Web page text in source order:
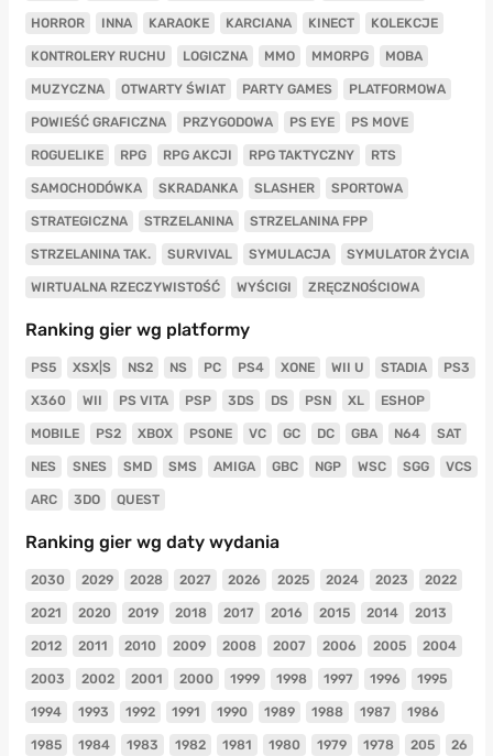
HORROR INNA KARAOKE KARCIANA KINECT KOLEKCJE
KONTROLERY RUCHU LOGICZNA MMO MMORPG MOBA
MUZYCZNA OTWARTY ŚWIAT PARTY GAMES PLATFORMOWA
POWIEŚĆ GRAFICZNA PRZYGODOWA PS EYE PS MOVE
ROGUELIKE RPG RPG AKCJI RPG TAKTYCZNY RTS
SAMOCHODÓWKA SKRADANKA SLASHER SPORTOWA
STRATEGICZNA STRZELANINA STRZELANINA FPP
STRZELANINA TAK. SURVIVAL SYMULACJA SYMULATOR ŻYCIA
WIRTUALNA RZECZYWISTOŚĆ WYŚCIGI ZRĘCZNOŚCIOWA
Ranking gier wg platformy
PS5 XSX|S NS2 NS PC PS4 XONE WII U STADIA PS3
X360 WII PS VITA PSP 3DS DS PSN XL ESHOP
MOBILE PS2 XBOX PSONE VC GC DC GBA N64 SAT
NES SNES SMD SMS AMIGA GBC NGP WSC SGG VCS
ARC 3DO QUEST
Ranking gier wg daty wydania
2030 2029 2028 2027 2026 2025 2024 2023 2022
2021 2020 2019 2018 2017 2016 2015 2014 2013
2012 2011 2010 2009 2008 2007 2006 2005 2004
2003 2002 2001 2000 1999 1998 1997 1996 1995
1994 1993 1992 1991 1990 1989 1988 1987 1986
1985 1984 1983 1982 1981 1980 1979 1978 205 26